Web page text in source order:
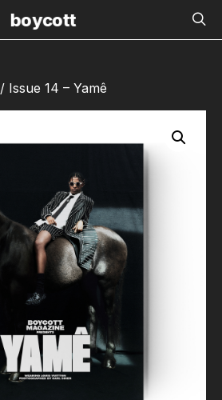
boycott
/ Issue 14 – Yamê